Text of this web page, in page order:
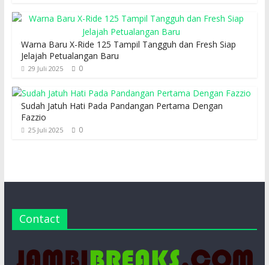
Warna Baru X-Ride 125 Tampil Tangguh dan Fresh Siap
Jelajah Petualangan Baru
29 Juli 2025 0
Sudah Jatuh Hati Pada Pandangan Pertama Dengan
Fazzio
25 Juli 2025 0
Contact